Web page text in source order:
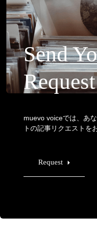
Send
Request
muevo voiceでは、あ
トの記事リクエストを
Request